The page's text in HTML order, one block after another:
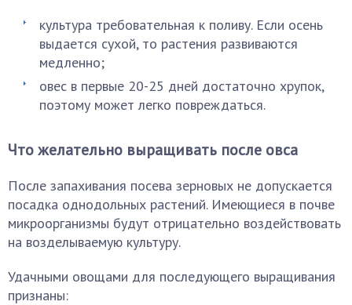
культура требовательная к поливу. Если осень
выдается сухой, то растения развиваются
медленно;
овес в первые 20-25 дней достаточно хрупок,
поэтому может легко повреждаться.
Что желательно выращивать после овса
После запахивания посева зерновых не допускается
посадка однодольных растений. Имеющиеся в почве
микроорганизмы будут отрицательно воздействовать
на возделываемую культуру.
Удачными овощами для последующего выращивания
признаны: